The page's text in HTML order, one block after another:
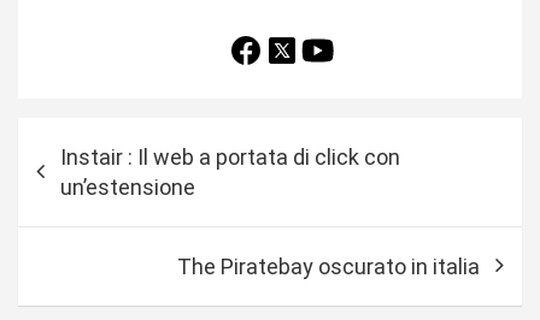
Instair : Il web a portata di click con
un’estensione
The Piratebay oscurato in italia